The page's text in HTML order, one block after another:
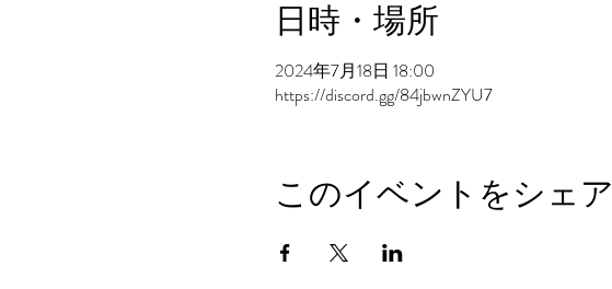
日時・場所
2024年7月18日 18:00
https://discord.gg/84jbwnZYU7
このイベントをシェア